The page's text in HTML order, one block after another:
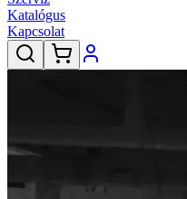
Katalógus
Kapcsolat